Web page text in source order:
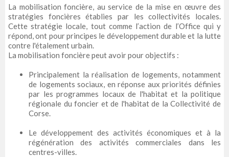
La mobilisation foncière, au service de la mise en œuvre des
stratégies foncières établies par les collectivités locales.
Cette stratégie locale, tout comme l’action de l’Office qui y
répond, ont pour principes le développement durable et la lutte
contre l'étalement urbain.
La mobilisation foncière peut avoir pour objectifs :
Principalement la réalisation de logements, notamment
de logements sociaux, en réponse aux priorités définies
par les programmes locaux de l'habitat et la politique
régionale du foncier et de l'habitat de la Collectivité de
Corse.
Le développement des activités économiques et à la
régénération des activités commerciales dans les
centres-villes.